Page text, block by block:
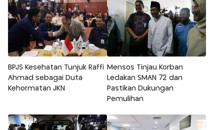
BPJS Kesehatan Tunjuk Raffi
Ahmad sebagai Duta
Kehormatan JKN
Mensos Tinjau Korban
Ledakan SMAN 72 dan
Pastikan Dukungan
Pemulihan